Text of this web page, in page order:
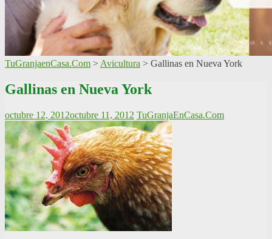
TuGranjaenCasa.Com > Avicultura > Gallinas en Nueva York
Gallinas en Nueva York
octubre 12, 2012octubre 11, 2012 TuGranjaEnCasa.Com